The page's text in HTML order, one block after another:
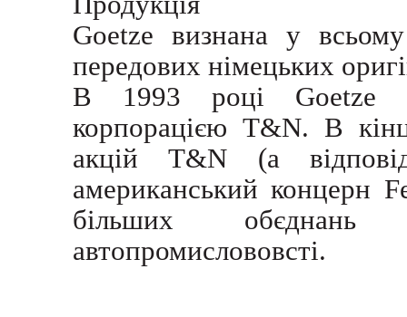
Goetze визнана у
передових німецьких
В 1993 році Goetze
корпорацією T&N. В
акцій T&N (а
американський концерн
більших обєднань
автопромислововсті.